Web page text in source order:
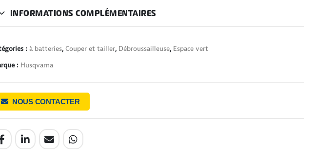
INFORMATIONS COMPLÉMENTAIRES
: à batteries, Couper et tailler, Débroussailleuse, Espace vert
: Husqvarna
NOUS CONTACTER